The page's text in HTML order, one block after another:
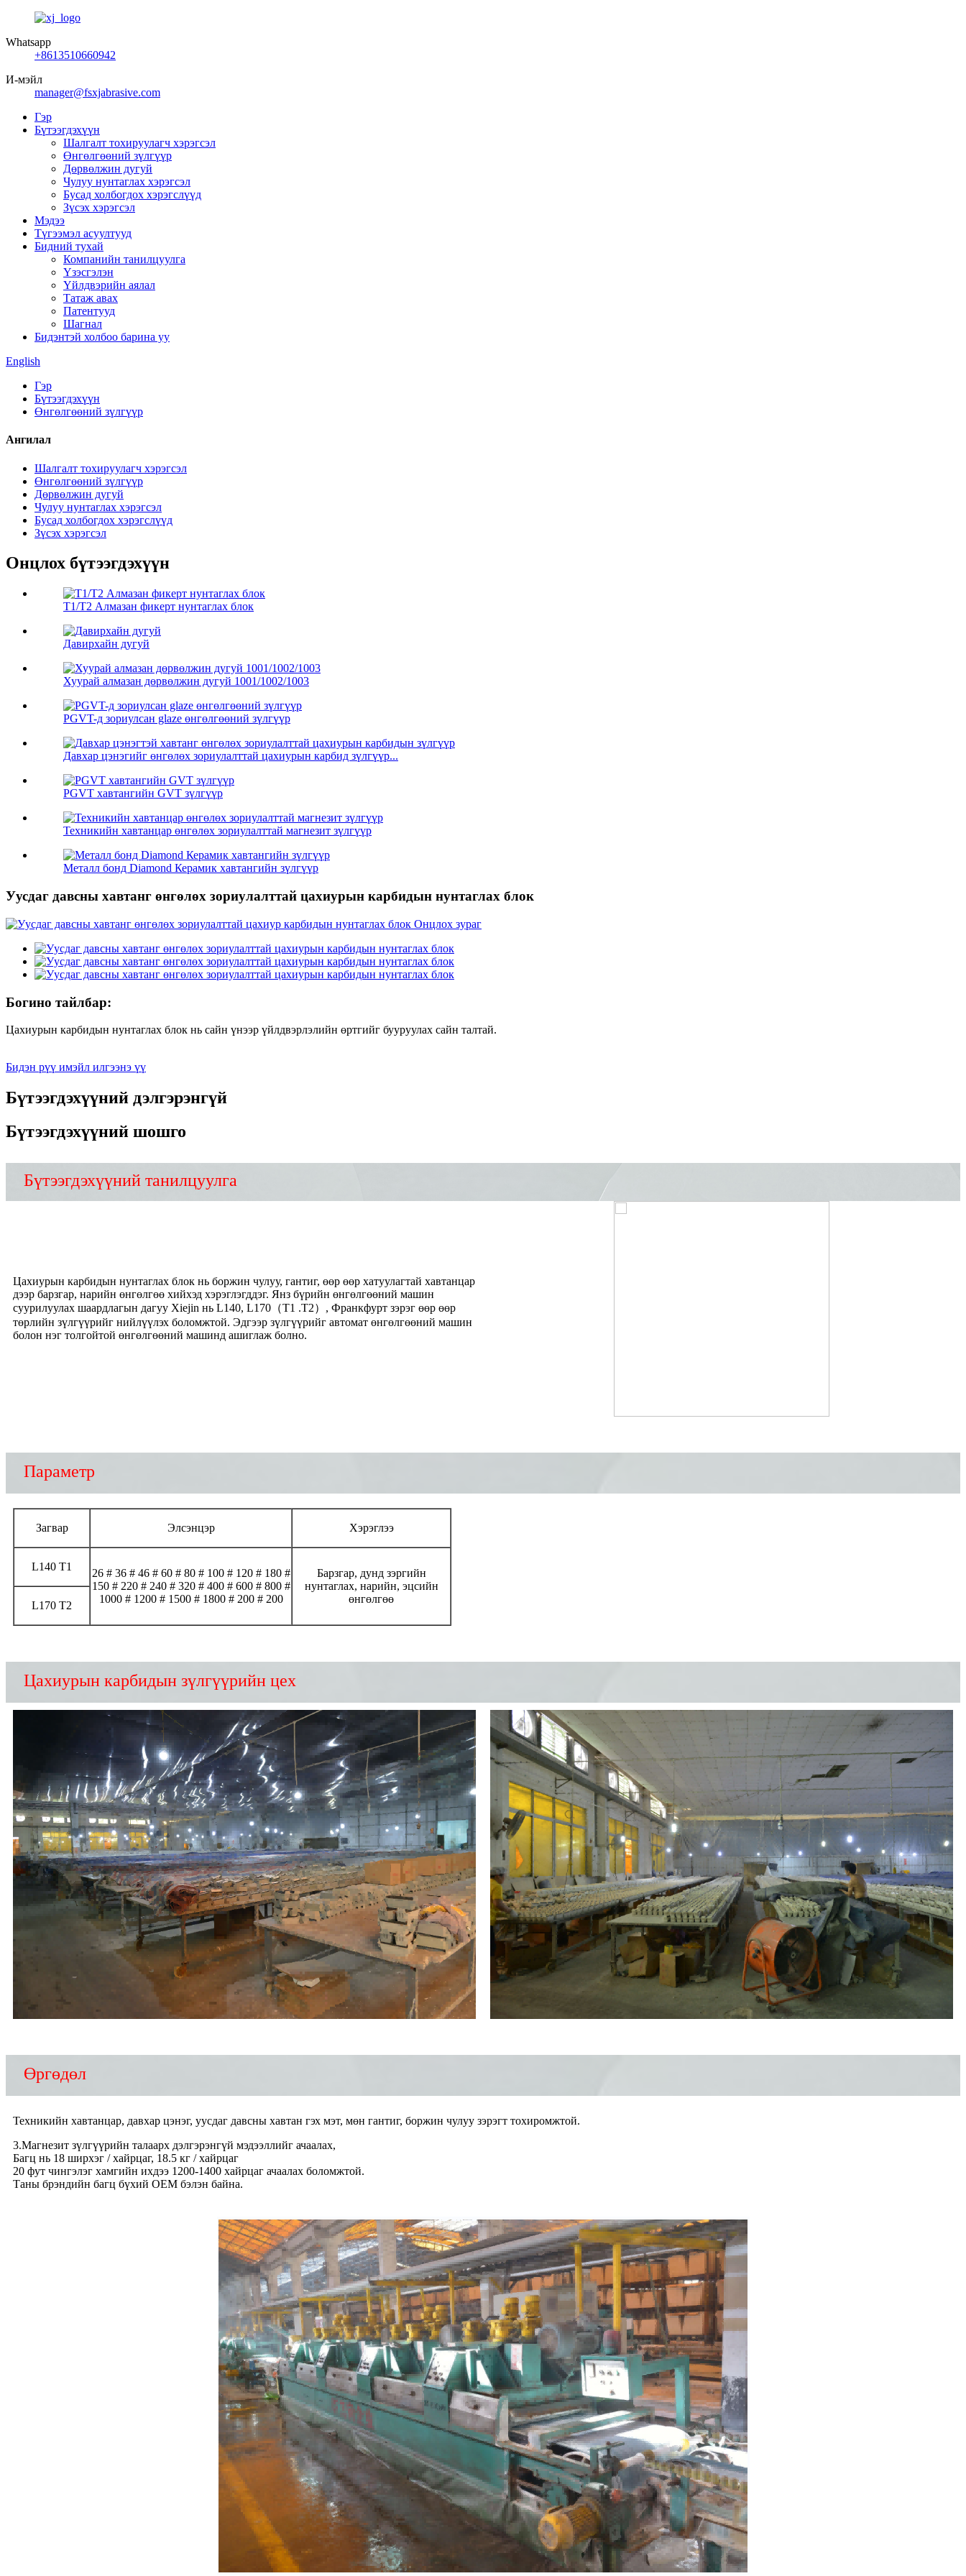
Whatsapp
+8613510660942
И-мэйл
manager@fsxjabrasive.com
Гэр
Бүтээгдэхүүн
Шалгалт тохируулагч хэрэгсэл
Өнгөлгөөний зүлгүүр
Дөрвөлжин дугуй
Чулуу нунтаглах хэрэгсэл
Бусад холбогдох хэрэгслүүд
Зүсэх хэрэгсэл
Мэдээ
Түгээмэл асуултууд
Бидний тухай
Компанийн танилцуулга
Үзэсгэлэн
Үйлдвэрийн аялал
Татаж авах
Патентууд
Шагнал
Бидэнтэй холбоо барина уу
English
Гэр
Бүтээгдэхүүн
Өнгөлгөөний зүлгүүр
Ангилал
Шалгалт тохируулагч хэрэгсэл
Өнгөлгөөний зүлгүүр
Дөрвөлжин дугуй
Чулуу нунтаглах хэрэгсэл
Бусад холбогдох хэрэгслүүд
Зүсэх хэрэгсэл
Онцлох бүтээгдэхүүн
T1/T2 Алмазан фикерт нунтаглах блок
Давирхайн дугуй
Хуурай алмазан дөрвөлжин дугуй 1001/1002/1003
PGVT-д зориулсан glaze өнгөлгөөний зүлгүүр
Давхар цэнэгийг өнгөлөх зориулалттай цахиурын карбид зүлгүүр...
PGVT хавтангийн GVT зүлгүүр
Техникийн хавтанцар өнгөлөх зориулалттай магнезит зүлгүүр
Металл бонд Diamond Керамик хавтангийн зүлгүүр
Уусдаг давсны хавтанг өнгөлөх зориулалттай цахиурын карбидын нунтаглах блок
Богино тайлбар:
Цахиурын карбидын нунтаглах блок нь сайн үнээр үйлдвэрлэлийн өртгийг бууруулах сайн талтай.
Бидэн рүү имэйл илгээнэ үү
Бүтээгдэхүүний дэлгэрэнгүй
Бүтээгдэхүүний шошго
Бүтээгдэхүүний танилцуулга
Цахиурын карбидын нунтаглах блок нь боржин чулуу, гантиг, өөр өөр хатуулагтай хавтанцар
дээр барзгар, нарийн өнгөлгөө хийхэд хэрэглэгддэг. Янз бүрийн өнгөлгөөний машин
суурилуулах шаардлагын дагуу Xiejin нь L140, L170（T1 .T2）, Франкфурт зэрэг өөр өөр
төрлийн зүлгүүрийг нийлүүлэх боломжтой. Эдгээр зүлгүүрийг автомат өнгөлгөөний машин
болон нэг толгойтой өнгөлгөөний машинд ашиглаж болно.
Параметр
Загвар Элсэнцэр Хэрэглээ
L140 T1
26 # 36 # 46 # 60 # 80 # 100 # 120 # 180 #
150 # 220 # 240 # 320 # 400 # 600 # 800 #
1000 # 1200 # 1500 # 1800 # 200 # 200
Барзгар, дунд зэргийн
нунтаглах, нарийн, эцсийн
өнгөлгөө
L170 T2
Цахиурын карбидын зүлгүүрийн цех
Өргөдөл
Техникийн хавтанцар, давхар цэнэг, уусдаг давсны хавтан гэх мэт, мөн гантиг, боржин чулуу зэрэгт тохиромжтой.
3.Магнезит зүлгүүрийн талаарх дэлгэрэнгүй мэдээллийг ачаалах,
Багц нь 18 ширхэг / хайрцаг, 18.5 кг / хайрцаг
20 фут чингэлэг хамгийн ихдээ 1200-1400 хайрцаг ачаалах боломжтой.
Таны брэндийн багц бүхий OEM бэлэн байна.